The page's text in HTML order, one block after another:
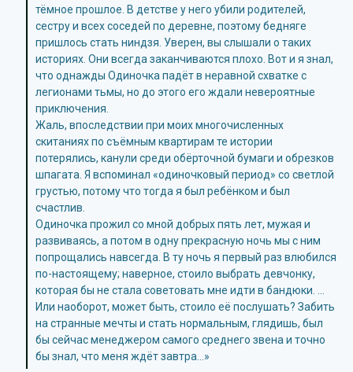
тёмное прошлое. В детстве у него убили родителей,
сестру и всех соседей по деревне, поэтому бедняге
пришлось стать ниндзя. Уверен, вы слышали о таких
историях. Они всегда заканчиваются плохо. Вот и я знал,
что однажды Одиночка падёт в неравной схватке с
легионами тьмы, но до этого его ждали невероятные
приключения.
Жаль, впоследствии при моих многочисленных
скитаниях по съёмным квартирам те истории
потерялись, канули среди обёрточной бумаги и обрезков
шпагата. Я вспоминал «одиночковый период» со светлой
грустью, потому что тогда я был ребёнком и был
счастлив.
Одиночка прожил со мной добрых пять лет, мужая и
развиваясь, а потом в одну прекрасную ночь мы с ним
попрощались навсегда. В ту ночь я первый раз влюбился
по-настоящему; наверное, стоило выбрать девчонку,
которая бы не стала советовать мне идти в бандюки. …
Или наоборот, может быть, стоило её послушать? Забить
на странные мечты и стать нормальным, глядишь, был
бы сейчас менеджером самого среднего звена и точно
бы знал, что меня ждёт завтра…»